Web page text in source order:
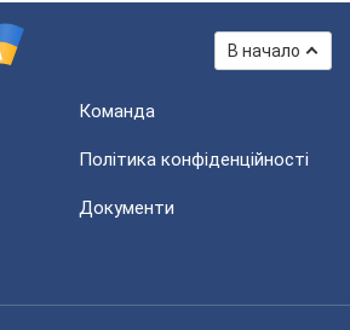
В начало
Команда
Політика конфіденційності
Документи